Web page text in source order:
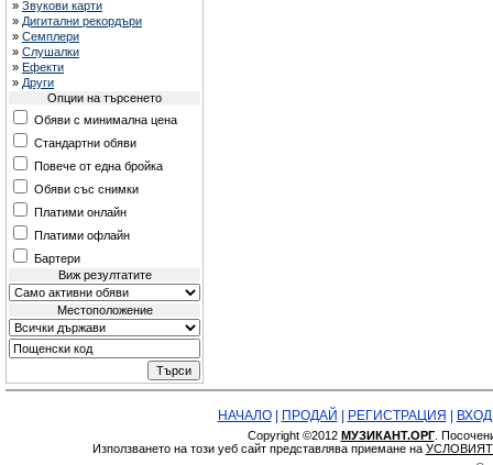
» Звукови карти
» Дигитални рекордъри
» Семплери
» Слушалки
» Ефекти
» Други
Опции на търсенето
Обяви с минимална цена
Стандартни обяви
Повече от една бройка
Обяви със снимки
Платими онлайн
Платими офлайн
Бартери
Виж резултатите
Местоположение
НАЧАЛО| ПРОДАЙ РЕГИСТРАЦИЯ ВХОД
Copyright ©2012 МУЗИКАНТ.ОРГ.
Използването на този уеб сайт представлява приемане на